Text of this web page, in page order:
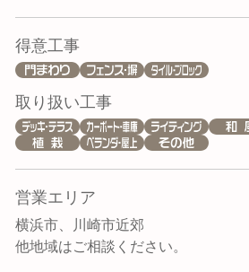
得意工事
取り扱い工事
営業エリア
横浜市、川崎市近郊
他地域はご相談ください。